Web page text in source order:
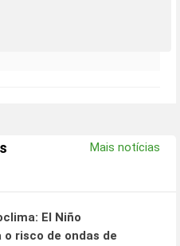
Mais notícias
El Niño
o risco de ondas de